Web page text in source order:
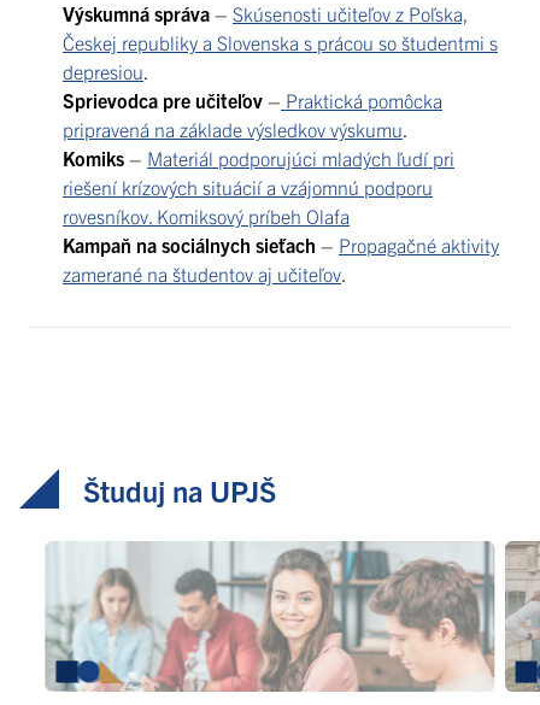
Výskumná správa – Skúsenosti učiteľov z Poľska,
Českej republiky a Slovenska s prácou so študentmi s
depresiou.
Sprievodca pre učiteľov – Praktická pomôcka
pripravená na základe výsledkov výskumu.
Komiks – Materiál podporujúci mladých ľudí pri
riešení krízových situácií a vzájomnú podporu
rovesníkov. Komiksový príbeh Olafa
Kampaň na sociálnych sieťach – Propagačné aktivity
zamerané na študentov aj učiteľov.
Študuj na UPJŠ